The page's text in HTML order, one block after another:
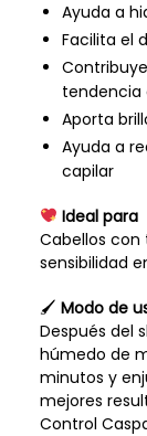
Ayuda a
Facilita el
tendencia
Aporta
Ayuda a
capilar
Ideal para
Cabellos con
sensibilidad
🖌 Modo de
Después del
húmedo de
minutos y
mejores
Control